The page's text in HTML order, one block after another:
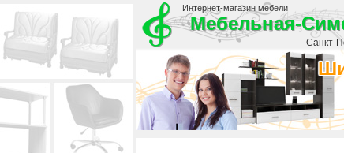
Интернет-магазин мебели
Мебельная-
Санкт-